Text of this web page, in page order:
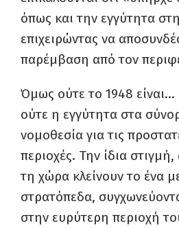
όπως και την εγγύτητα
επιχειρώντας να
παρέμβαση από τον
Όμως ούτε το 1948 είναι…
ούτε η εγγύτητα στα
νομοθεσία για τις
περιοχές. Την ίδια
τη χώρα κλείνουν το ένα
στρατόπεδα,
στην ευρύτερη περιοχή